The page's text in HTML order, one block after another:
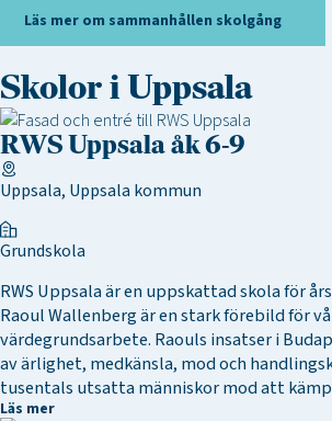
Läs mer om sammanhållen skolgång
Skolor i Uppsala
RWS Uppsala åk 6-9
Uppsala, Uppsala kommun
Grundskola
RWS Uppsala är en uppskattad skola för
Raoul Wallenberg är en stark förebild för
värdegrundsarbete. Raouls insatser i
av ärlighet, medkänsla, mod och
tusentals utsatta människor mod att
Läs mer